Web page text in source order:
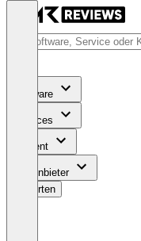
Software
Services
Content
Für Anbieter
Bewerten